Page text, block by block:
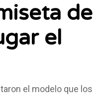
de
el
el modelo que los